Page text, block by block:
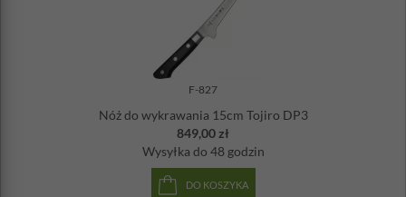
F-827
Nóż do wykrawania 15cm Tojiro DP3
849,00 zł
Wysyłka do 48 godzin
DO KOSZYKA